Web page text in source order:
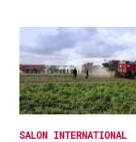
SALON INTERNATIONAL